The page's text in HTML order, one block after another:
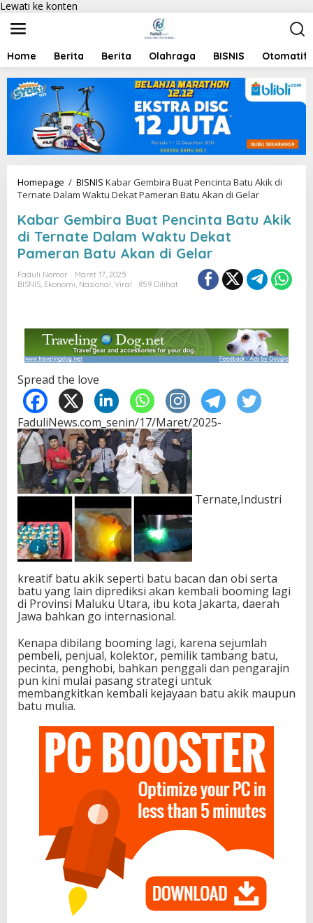
Lewati ke konten
Home Berita Berita Olahraga BISNIS Otomatif
Homepage / BISNIS Kabar Gembira Buat Pencinta Batu Akik di
Ternate Dalam Waktu Dekat Pameran Batu Akan di Gelar
Kabar Gembira Buat Pencinta Batu Akik
di Ternate Dalam Waktu Dekat
Pameran Batu Akan di Gelar
Faduli Nomor
Maret 17, 2025
BISNIS, Ekonomi, Nasional, Viral 859 Dilihat
Spread the love
FaduliNews.com_senin/17/Maret/2025-
Ternate,Industri
kreatif batu akik seperti batu bacan dan obi serta
batu yang lain diprediksi akan kembali booming lagi
di Provinsi Maluku Utara, ibu kota Jakarta, daerah
Jawa bahkan go internasional.
Kenapa dibilang booming lagi, karena sejumlah
pembeli, penjual, kolektor, pemilik tambang batu,
pecinta, penghobi, bahkan penggali dan pengarajin
pun kini mulai pasang strategi untuk
membangkitkan kembali kejayaan batu akik maupun
batu mulia.